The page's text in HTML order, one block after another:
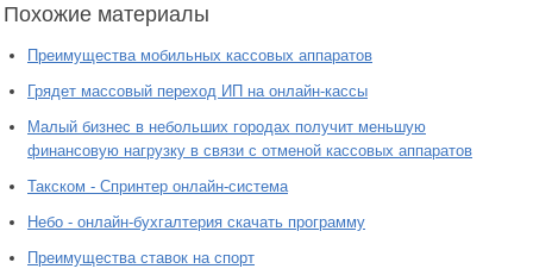
Похожие материалы
Преимущества мобильных кассовых аппаратов
Грядет массовый переход ИП на онлайн-кассы
Малый бизнес в небольших городах получит меньшую
финансовую нагрузку в связи с отменой кассовых аппаратов
Такском - Спринтер онлайн-система
Небо - онлайн-бухгалтерия скачать программу
Преимущества ставок на спорт